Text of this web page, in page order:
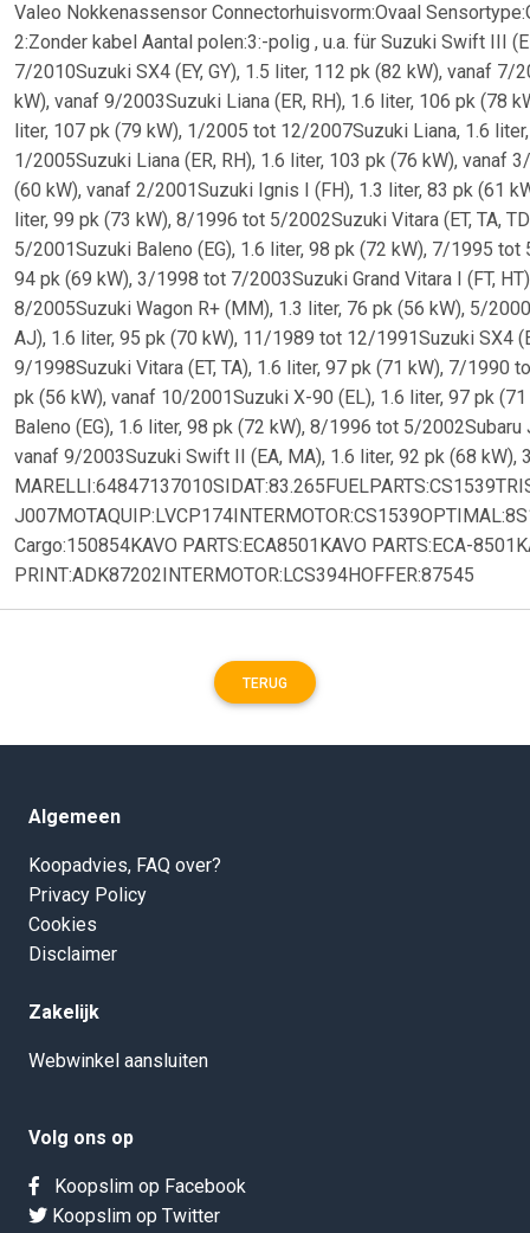
Valeo Nokkenassensor Connectorhuisvorm:Ovaal
2:Zonder kabel Aantal polen:3:-polig , u.a. für Suzuki Swift III
7/2010Suzuki SX4 (EY, GY), 1.5 liter, 112 pk (82 kW), vanaf
kW), vanaf 9/2003Suzuki Liana (ER, RH), 1.6 liter, 106 pk (78
liter, 107 pk (79 kW), 1/2005 tot 12/2007Suzuki Liana, 1.6
1/2005Suzuki Liana (ER, RH), 1.6 liter, 103 pk (76 kW),
(60 kW), vanaf 2/2001Suzuki Ignis I (FH), 1.3 liter, 83 pk (61
liter, 99 pk (73 kW), 8/1996 tot 5/2002Suzuki Vitara (ET, TA,
5/2001Suzuki Baleno (EG), 1.6 liter, 98 pk (72 kW), 7/1995
94 pk (69 kW), 3/1998 tot 7/2003Suzuki Grand Vitara I (FT,
8/2005Suzuki Wagon R+ (MM), 1.3 liter, 76 pk (56 kW), 5/
AJ), 1.6 liter, 95 pk (70 kW), 11/1989 tot 12/1991Suzuki SX4
9/1998Suzuki Vitara (ET, TA), 1.6 liter, 97 pk (71 kW), 7/1990
pk (56 kW), vanaf 10/2001Suzuki X-90 (EL), 1.6 liter, 97 pk
Baleno (EG), 1.6 liter, 98 pk (72 kW), 8/1996 tot 5/
vanaf 9/2003Suzuki Swift II (EA, MA), 1.6 liter, 92 pk (68 kW),
Cargo:150854KAVO PARTS:ECA8501KAVO PARTS:ECA-
PRINT:ADK87202INTERMOTOR:LCS394HOFFER:87545
TERUG
Algemeen
Koopadvies, FAQ over?
Privacy Policy
Cookies
Disclaimer
Zakelijk
Webwinkel aansluiten
Volg ons op
Koopslim op Facebook
Koopslim op Twitter